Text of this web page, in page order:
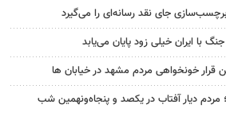
جای نقد رسانه‌ای را می‌گیرد
با ایران خیلی زود پایان می‌یابد
قرار خونخواهی مردم مشهد در خیابان ها
مردم دیار آفتاب در یکصد و پنجاه‌ونهمین شب